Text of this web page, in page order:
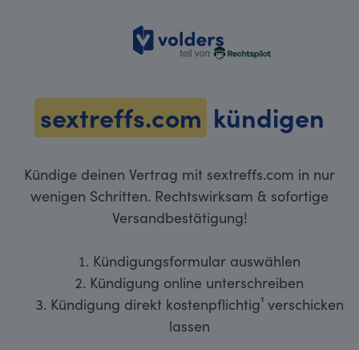
volders
sextreffs.com kündigen
Kündige deinen Vertrag mit sextreffs.com in nur
wenigen Schritten. Rechtswirksam & sofortige
Versandbestätigung!
Kündigungsformular auswählen
Kündigung online unterschreiben
Kündigung direkt kostenpflichtig¹ verschicken
lassen